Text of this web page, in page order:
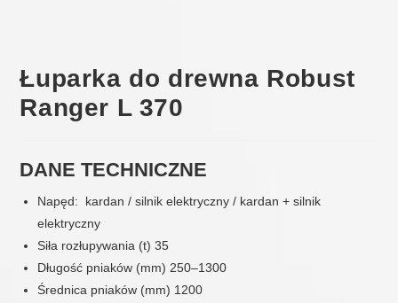
Łuparka do drewna Robust
Ranger L 370
DANE TECHNICZNE
Napęd: kardan / silnik elektryczny / kardan + silnik
elektryczny
Siła rozłupywania (t) 35
Długość pniaków (mm) 250–1300
Średnica pniaków (mm) 1200